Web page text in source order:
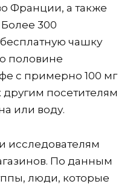
Франции, а также
300
чашку
половине
с примерно 100 мг
другим посетителям
или воду.
исследователям
По данным
люди, которые